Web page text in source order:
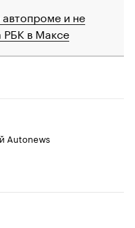
и не
РБК в Максе
Autonews